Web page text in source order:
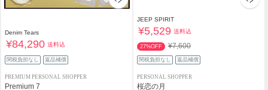
Denim Tears
¥84,290 送料込
関税負担なし 返品補償
PREMIUM PERSONAL SHOPPER
Premium 7
JEEP SPIRIT
¥5,529 送料込
27%OFF ¥7,600
関税負担なし 返品補償
PERSONAL SHOPPER
桜恋の月